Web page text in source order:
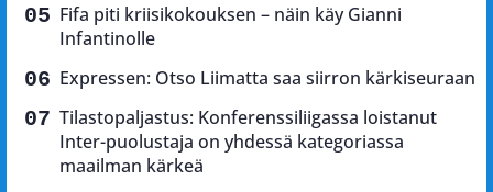
Fifa piti kriisikokouksen – näin käy Gianni
Infantinolle
Expressen: Otso Liimatta saa siirron kärkiseuraan
Tilastopaljastus: Konferenssiliigassa loistanut
Inter-puolustaja on yhdessä kategoriassa
maailman kärkeä